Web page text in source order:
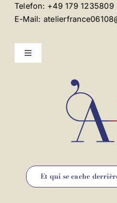
Telefon: +49 179 1235809
E-Mail:
Toggle
Mentions légales
Et qui se cache